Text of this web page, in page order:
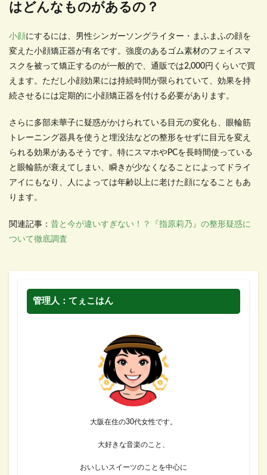
はどんなものがあるの？
小顔にするには、男性シンガーソングライター・まふまふの顔を
変えた小顔矯正器が有名です。強度のあるゴム素材のフェイスマ
スクを被って矯正するのが一般的で、通販では2,000円くらいで買
えます。ただし小顔効果には持続時間が限られていて、効果を持
続させるには定期的に小顔矯正器を付ける必要があります。
さらに多部未華子に疑惑がかけられている目元の変化も、眼輪筋
トレーニング器具を使うと埋没法などの整形をせずに目元を変え
られる効果があるそうです。特にスマホやPCを長時間使っている
と眼輪筋が衰えてしまい、瞬きが少なくなることによってドライ
アイにもなり、人によっては年齢以上に老けた顔になることもあ
ります。
関連記事： 昔と今が違いすぎない！？『指原莉乃』の整形疑惑に
ついて徹底調査
管理人：てぇこはん
大阪在住の30代女性です。
大好きな音楽のこと、
おいしいスイーツのことを中心に